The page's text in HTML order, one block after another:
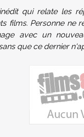
qui relate les
films. Personne ne
avec un
que ce dernier